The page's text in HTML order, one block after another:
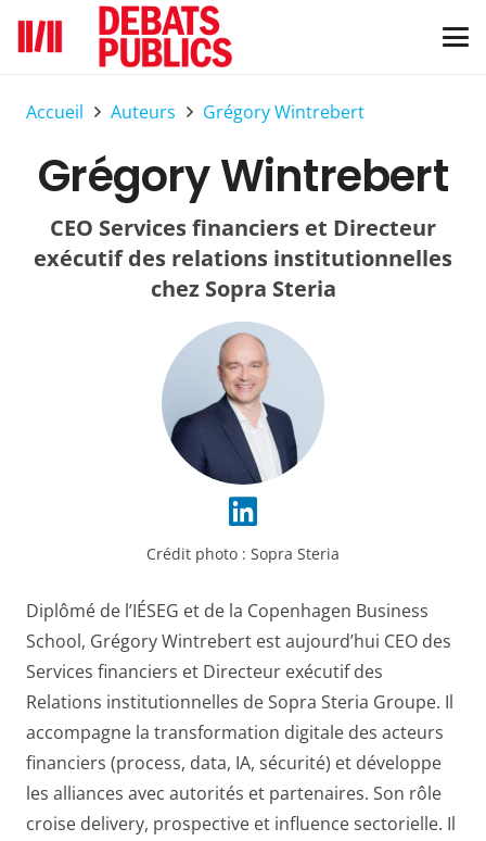
Accueil Auteurs Grégory Wintrebert
Grégory Wintrebert
CEO Services financiers et Directeur
exécutif des relations institutionnelles
chez Sopra Steria
Crédit photo : Sopra Steria
Diplômé de l’IÉSEG et de la Copenhagen Business
School, Grégory Wintrebert est aujourd’hui CEO des
Services financiers et Directeur exécutif des
Relations institutionnelles de Sopra Steria Groupe. Il
accompagne la transformation digitale des acteurs
financiers (process, data, IA, sécurité) et développe
les alliances avec autorités et partenaires. Son rôle
croise delivery, prospective et influence sectorielle. Il